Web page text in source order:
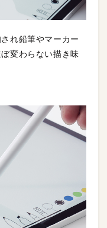
れ鉛筆やマーカー
変わらない描き味